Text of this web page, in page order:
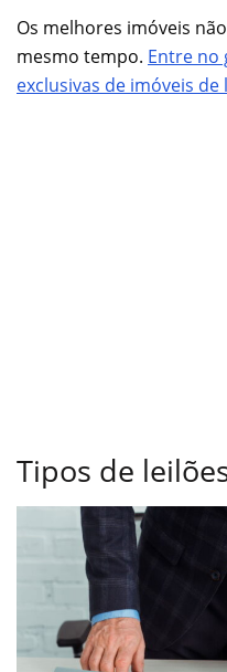
Os melhores imóveis
mesmo tempo. Entre no
exclusivas de imóveis
Tipos de